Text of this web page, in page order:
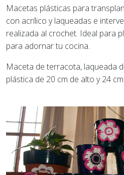
Macetas plásticas para
con acrílico y laqueadas e
realizada al crochet. Ideal para
para adornar tu cocina.
Maceta de terracota, laqueada
plástica de 20 cm de alto y 24